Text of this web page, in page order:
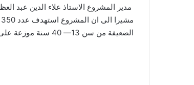
مدير المشروع الاستاذ علاء الدين عبد
الضعيفة من سن 13— 40 سنة موزعة على ثلاثة مراكز على مستوى المحلية